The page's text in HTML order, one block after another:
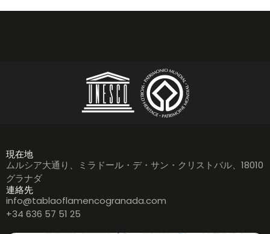
現在地
ムルシア大通り、ミラドール・デ・サン・クリストバル、18010
グラナダ
連絡先
info@tablaoflamencogranada.com
+34 636 57 51 25